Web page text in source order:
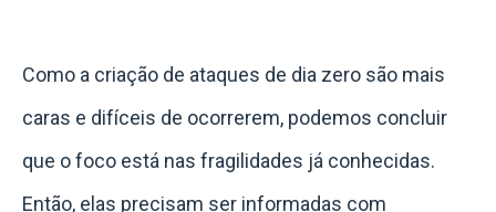
Como a criação de ataques de dia zero são mais
caras e difíceis de ocorrerem, podemos concluir
que o foco está nas fragilidades já conhecidas.
Então, elas precisam ser informadas com